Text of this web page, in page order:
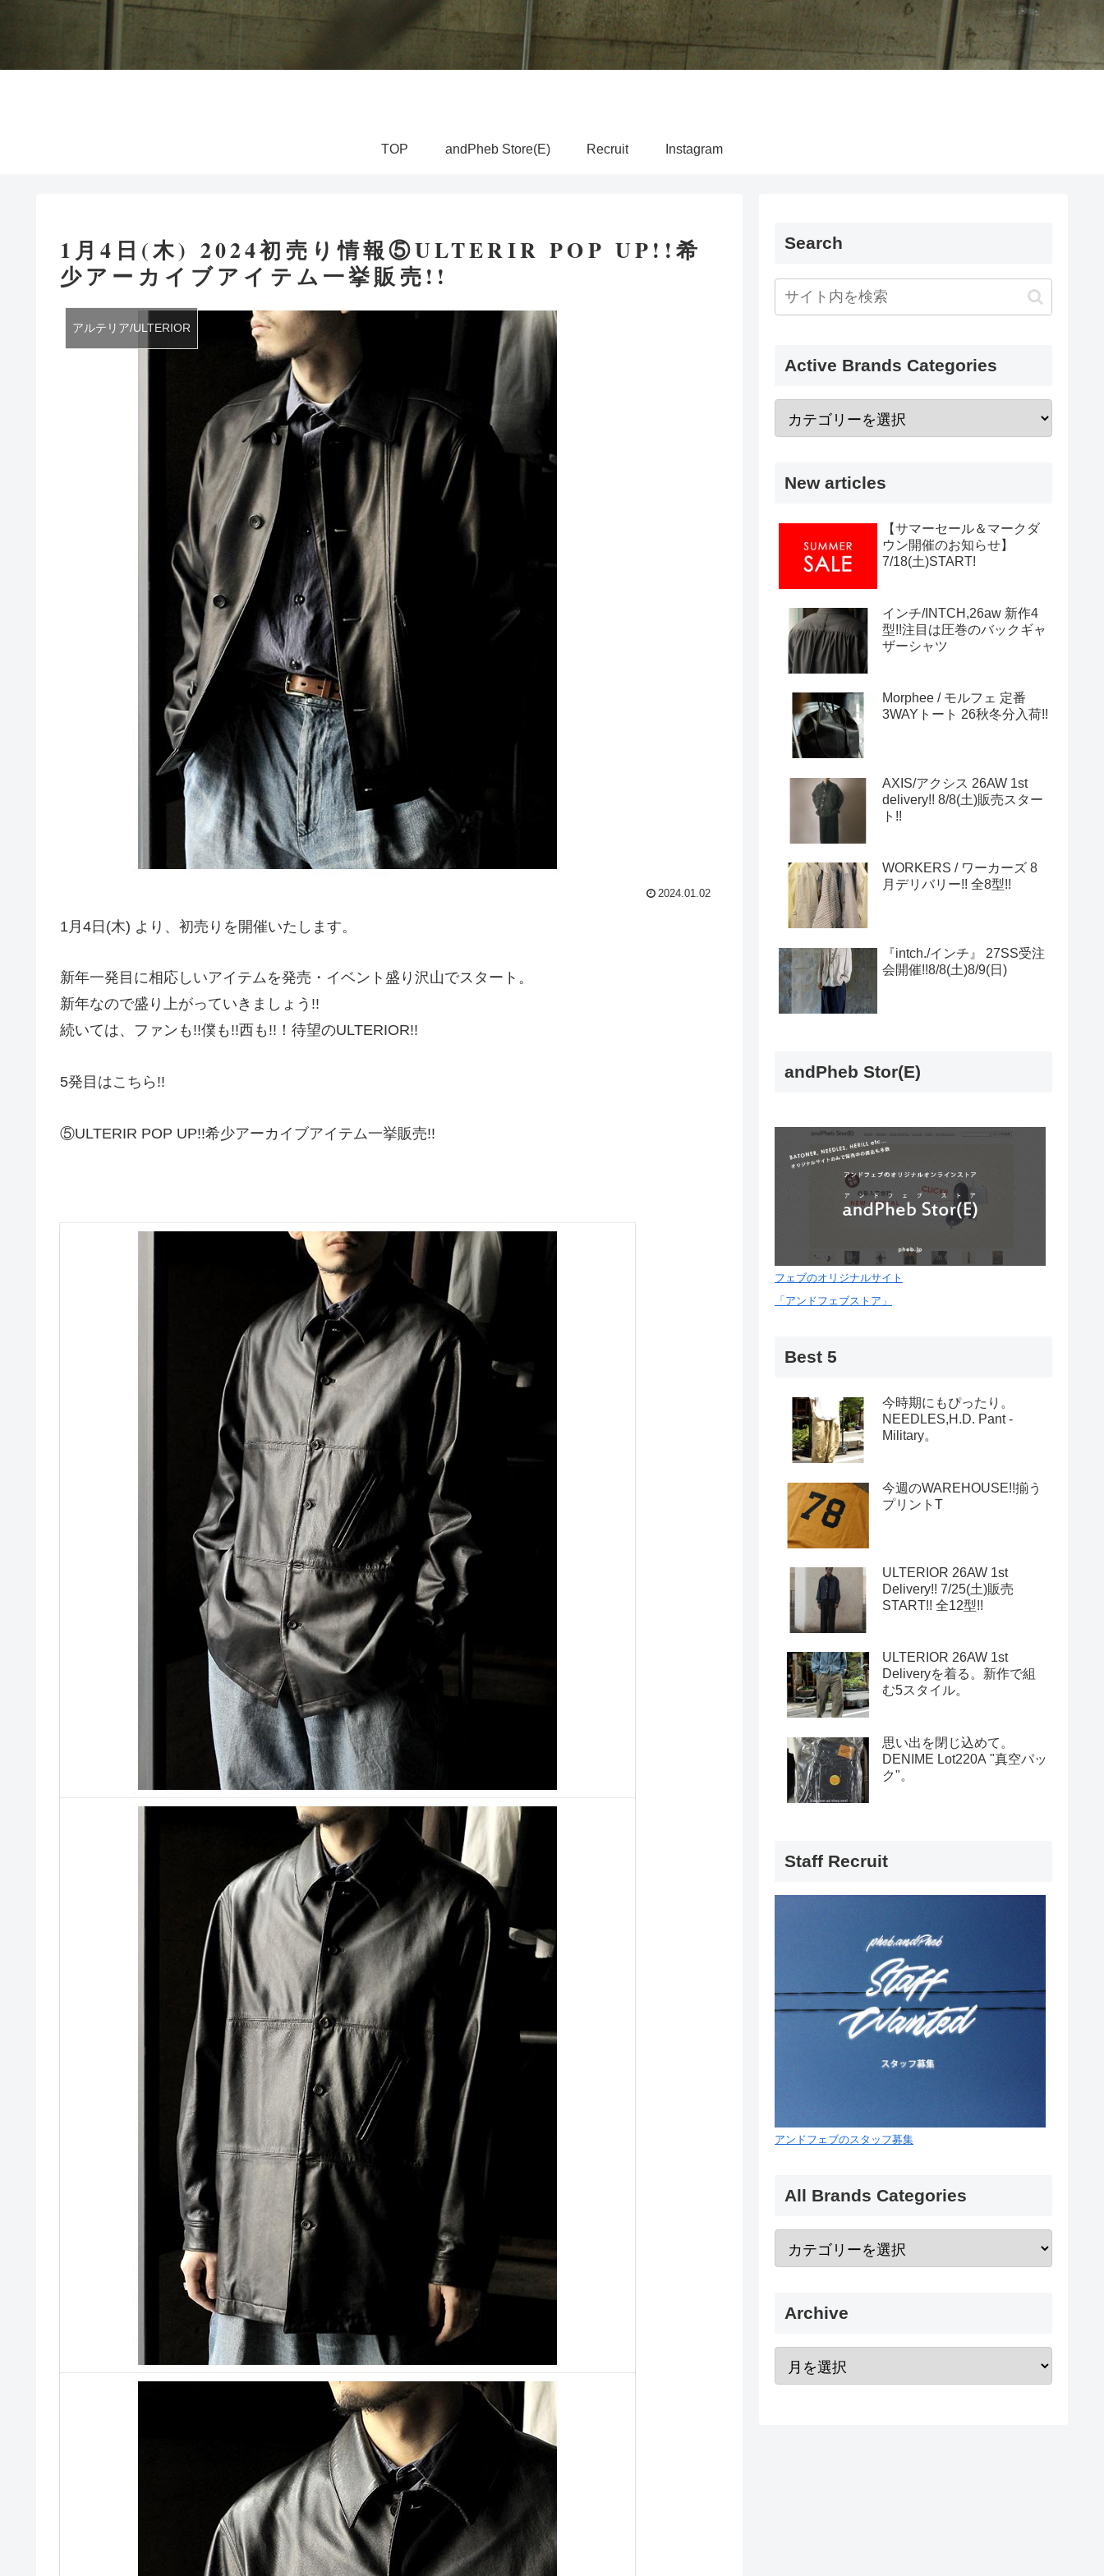
TOP andPheb Store(E) Recruit Instagram
1月4日(木) 2024初売り情報⑤ULTERIR POP UP!!希
少アーカイブアイテム一挙販売!!
アルテリア/ULTERIOR
2024.01.02
1月4日(木) より、初売りを開催いたします。
新年一発目に相応しいアイテムを発売・イベント盛り沢山でスタート。
新年なので盛り上がっていきましょう!!
続いては、ファンも!!僕も!!西も!!！待望のULTERIOR!!
5発目はこちら!!
⑤ULTERIR POP UP!!希少アーカイブアイテム一挙販売!!
Search
Active Brands Categories
New articles
【サマーセール＆マークダ
ウン開催のお知らせ】
7/18(土)START!
インチ/INTCH,26aw 新作4
型!!注目は圧巻のバックギャ
ザーシャツ
Morphee / モルフェ 定番
3WAYトート 26秋冬分入荷!!
AXIS/アクシス 26AW 1st
delivery!! 8/8(土)販売スター
ト!!
WORKERS / ワーカーズ 8
月デリバリー!! 全8型!!
『intch./インチ』 27SS受注
会開催!!8/8(土)8/9(日)
andPheb Stor(E)
フェブのオリジナルサイト
「アンドフェブストア」
Best 5
今時期にもぴったり。
NEEDLES,H.D. Pant -
Military。
今週のWAREHOUSE!!揃う
プリントT
ULTERIOR 26AW 1st
Delivery!! 7/25(土)販売
START!! 全12型!!
ULTERIOR 26AW 1st
Deliveryを着る。新作で組
む5スタイル。
思い出を閉じ込めて。
DENIME Lot220A "真空パッ
ク"。
Staff Recruit
アンドフェブのスタッフ募集
All Brands Categories
Archive